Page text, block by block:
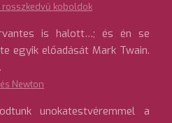
rosszkedvű koboldok
is halott…; és én se
egyik előadását Mark Twain.
Newton
unokatestvéremmel a